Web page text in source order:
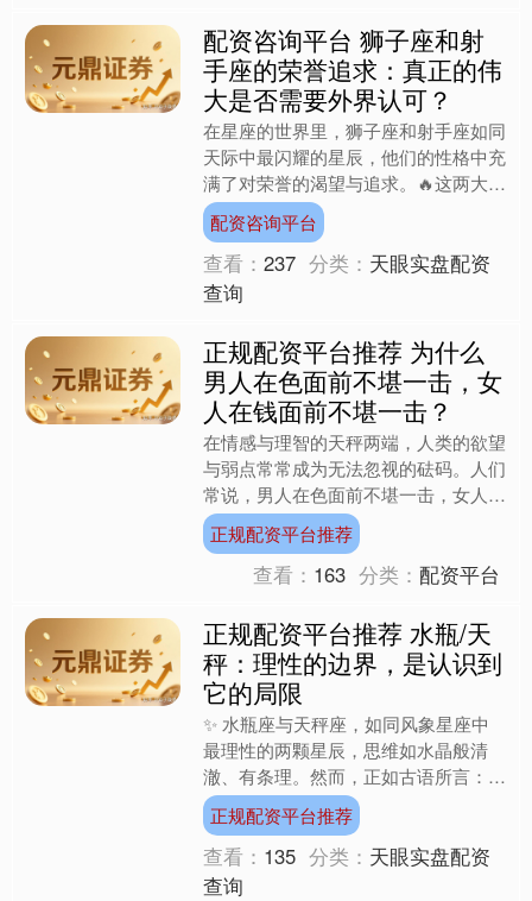
配资咨询平台 狮子座和射
手座的荣誉追求：真正的伟
大是否需要外界认可？
在星座的世界里，狮子座和射手座如同
天际中最闪耀的星辰，他们的性格中充
满了对荣誉的渴望与追求。🔥这两大火
象星座的朋友们总是充满激情，勇于迎
接挑战，向往伟大的成就。....
配资咨询平台
查看：237 分类： 天眼实盘配资
查询
正规配资平台推荐 为什么
男人在色面前不堪一击，女
人在钱面前不堪一击？
在情感与理智的天秤两端，人类的欲望
与弱点常常成为无法忽视的砝码。人们
常说，男人在色面前不堪一击，女人在
钱面前不堪一击，这句俗语虽略显片
面，却也揭示了性别差异下，....
正规配资平台推荐
查看： 163 分类：配资平台
正规配资平台推荐 水瓶/天
秤：理性的边界，是认识到
它的局限
✨ 水瓶座与天秤座，如同风象星座中
最理性的两颗星辰，思维如水晶般清
澈、有条理。然而，正如古语所言：
「理性的边界，是认识到它的局限。」
🎯 在十二星座的智慧图谱中....
正规配资平台推荐
查看： 135 分类： 天眼实盘配资
查询